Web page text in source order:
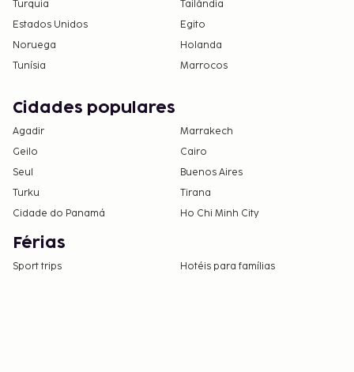
Turquia
Tailândia
Estados Unidos
Egito
Noruega
Holanda
Tunísia
Marrocos
Cidades populares
Agadir
Marrakech
Geilo
Cairo
Seul
Buenos Aires
Turku
Tirana
Cidade do Panamá
Ho Chi Minh City
Férias
Sport trips Hotéis para famílias